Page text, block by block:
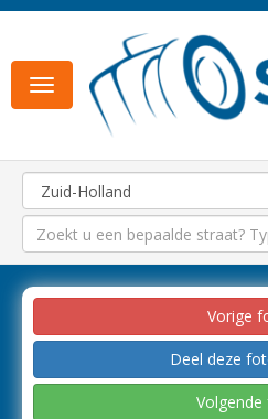
Toggle
navigation
Vorige
Deel deze